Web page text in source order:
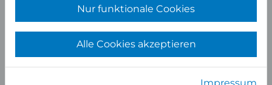
Nur funktionale Cookies
Alle Cookies akzeptieren